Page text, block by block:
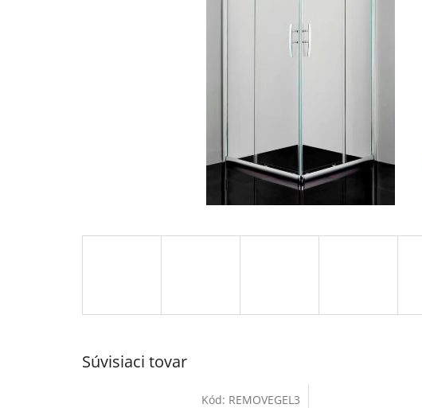
Súvisiaci tovar
Kód: REMOVEGEL3